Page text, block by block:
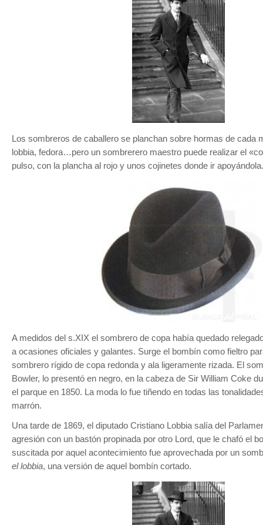
Los sombreros de caballero se planchan sobre hormas de cada
lobbia, fedora…pero un sombrerero maestro puede realizar el
pulso, con la plancha al rojo y unos cojinetes donde ir apoyándola.
A medidos del s.XIX el sombrero de copa había quedado
a ocasiones oficiales y galantes. Surge el bombín como fieltro
sombrero rígido de copa redonda y ala ligeramente rizada. El
Bowler, lo presentó en negro, en la cabeza de Sir William Coke
el parque en 1850. La moda lo fue tiñendo en todas las
marrón.
Una tarde de 1869, el diputado Cristiano Lobbia salía del
agresión con un bastón propinada por otro Lord, que le chafó el
suscitada por aquel acontecimiento fue aprovechada por un
el lobbia, una versión de aquel bombín cortado.